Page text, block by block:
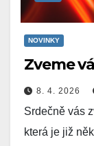
NOVINKY
Zveme
8. 4. 2026
Srdečně vás
která je již